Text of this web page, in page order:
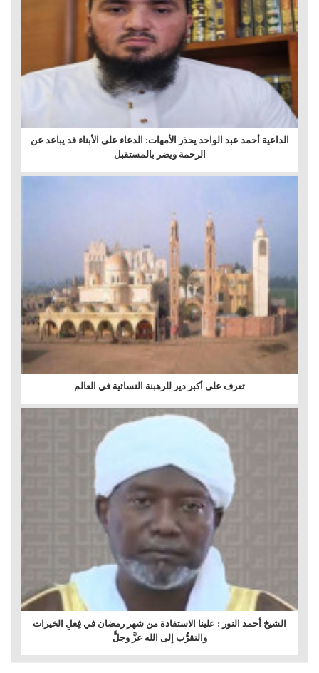
الداعية أحمد عبد الواحد يحذر الأمهات: الدعاء على الأبناء قد يباعد عن
الرحمة ويضر بالمستقبل
تعرف على أكبر دير للرهبنة النسائية في العالم
الشيخ أحمد النور : علينا الاستفادة من شهر رمضان في فِعلِ الخيرات
والتقرُّب إلى الله عزَّ وجلَّ